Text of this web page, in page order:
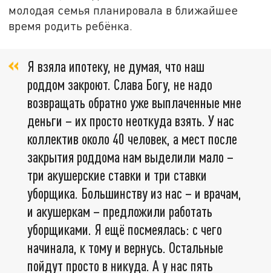
молодая семья планировала в ближайшее
время родить ребёнка.
Я взяла ипотеку, не думая, что наш
роддом закроют. Слава Богу, не надо
возвращать обратно уже выплаченные мне
деньги – их просто неоткуда взять. У нас
коллектив около 40 человек, а мест после
закрытия роддома нам выделили мало –
три акушерские ставки и три ставки
уборщика. Большинству из нас – и врачам,
и акушеркам – предложили работать
уборщиками. Я ещё посмеялась: с чего
начинала, к тому и вернусь. Остальные
пойдут просто в никуда. А у нас пять